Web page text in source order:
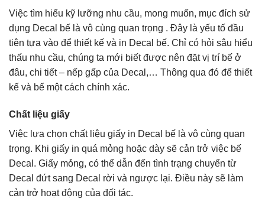
Việc tìm hiểu kỹ lưỡng nhu cầu, mong muốn, mục đích sử
dụng Decal bế là vô cùng quan trọng . Đây là yếu tố đầu
tiên tựa vào để thiết kế và in Decal bế. Chỉ có hỏi sâu hiểu
thấu nhu cầu, chúng ta mới biết được nên đặt vị trí bế ở
đâu, chi tiết – nếp gấp của Decal,… Thông qua đó để thiết
kế và bế một cách chính xác.
Chất liệu giấy
Việc lựa chọn chất liệu giấy in Decal bế là vô cùng quan
trọng. Khi giấy in quá mỏng hoặc dày sẽ cản trở việc bế
Decal. Giấy mỏng, có thể dẫn đến tình trạng chuyển từ
Decal đứt sang Decal rời và ngược lại. Điều này sẽ làm
cản trở hoạt động của đối tác.